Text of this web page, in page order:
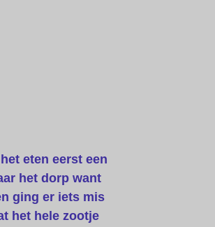
eten eerst een
het dorp want
ging er iets mis
het hele zootje